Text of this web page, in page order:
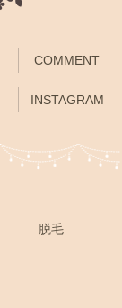
COMMENT
INSTAGRAM
脱毛